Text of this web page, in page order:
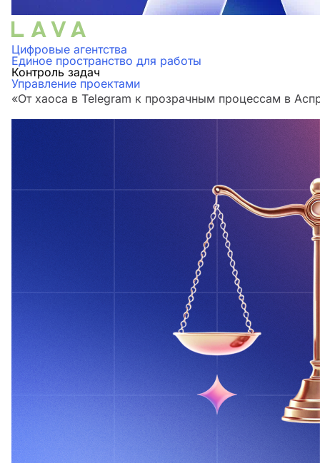
Цифровые агентства
Единое пространство для работы
Контроль задач
Управление проектами
«От хаоса в Telegram к прозрачным процессам в